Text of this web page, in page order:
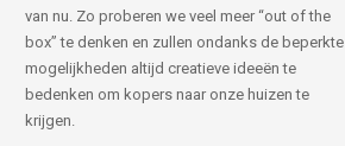
van nu. Zo proberen we veel meer “out of the
box” te denken en zullen ondanks de beperkte
mogelijkheden altijd creatieve ideeën te
bedenken om kopers naar onze huizen te
krijgen.